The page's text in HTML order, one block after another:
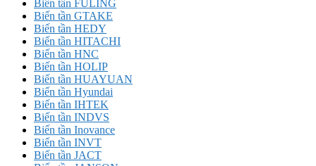
Biến tần FULING
Biến tần GTAKE
Biến tần HEDY
Biến tần HITACHI
Biến tần HNC
Biến tần HOLIP
Biến tần HUAYUAN
Biến tần Hyundai
Biến tần IHTEK
Biến tần INDVS
Biến tần Inovance
Biến tần INVT
Biến tần JACT